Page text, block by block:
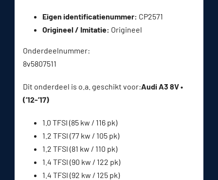
Eigen identificatienummer: CP2571
Origineel / Imitatie: Origineel
Onderdeelnummer:
8v5807511
Dit onderdeel is o.a. geschikt voor:Audi A3 8V •
(’12-’17)
1.0 TFSI (85 kw / 116 pk)
1.2 TFSI (77 kw / 105 pk)
1.2 TFSI (81 kw / 110 pk)
1.4 TFSI (90 kw / 122 pk)
1.4 TFSI (92 kw / 125 pk)